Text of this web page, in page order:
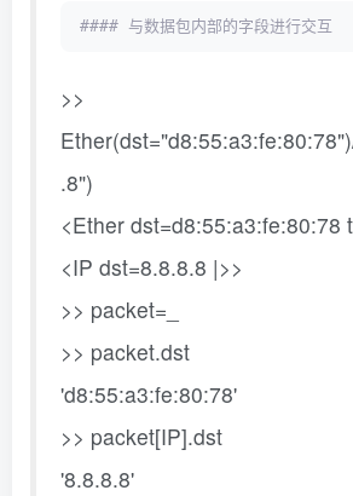
#### 与数据包内部的字段进行交互
>>
.8")
<Ether dst=d8:55:a3:fe:80:78
<IP dst=8.8.8.8 |>>
>> packet=_
>> packet.dst
'd8:55:a3:fe:80:78'
>> packet[IP].dst
'8.8.8.8'